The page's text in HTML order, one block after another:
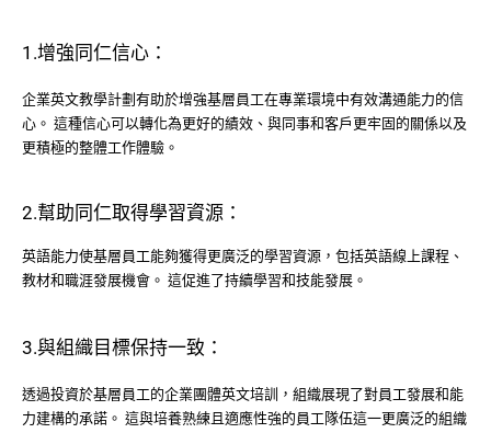
1.增強同仁信心：
企業英文教學計劃有助於增強基層員工在專業環境中有效溝通能力的信
心。 這種信心可以轉化為更好的績效、與同事和客戶更牢固的關係以及
更積極的整體工作體驗。
2.幫助同仁取得學習資源：
英語能力使基層員工能夠獲得更廣泛的學習資源，包括英語線上課程、
教材和職涯發展機會。 這促進了持續學習和技能發展。
3.與組織目標保持一致：
透過投資於基層員工的企業團體英文培訓，組織展現了對員工發展和能
力建構的承諾。 這與培養熟練且適應性強的員工隊伍這一更廣泛的組織